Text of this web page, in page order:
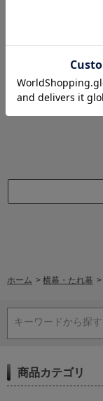
レビュー
ホーム > 横幕・たれ幕 >
キーワードから探す
商品カテゴリ